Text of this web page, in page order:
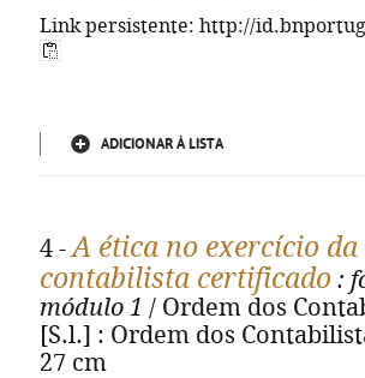
Link persistente: http://
ADICIONAR À LISTA
4 -A ética no exercício
contabilista certificado :
módulo 1 / Ordem dos
[S.l.] : Ordem dos
27 cm